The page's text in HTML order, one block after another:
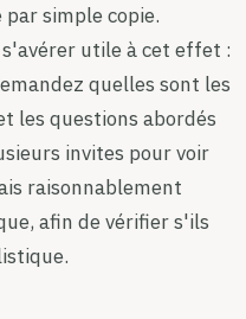
simple copie.
utile à cet effet :
quelles sont les
les questions abordés
invites pour voir
raisonnablement
afin de vérifier s'ils